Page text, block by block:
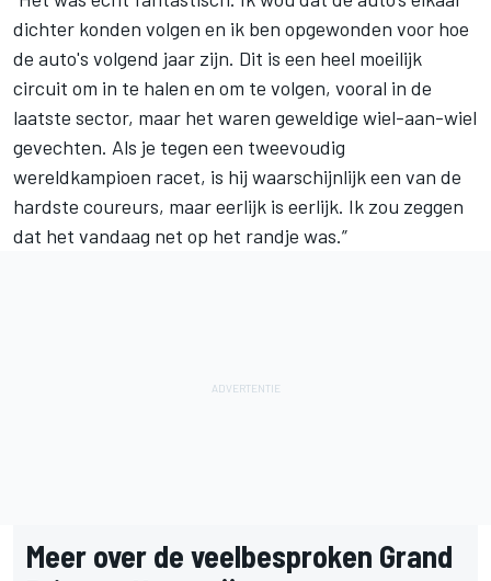
dichter konden volgen en ik ben opgewonden voor hoe
de auto's volgend jaar zijn. Dit is een heel moeilijk
circuit om in te halen en om te volgen, vooral in de
laatste sector, maar het waren geweldige wiel-aan-wiel
gevechten. Als je tegen een tweevoudig
wereldkampioen racet, is hij waarschijnlijk een van de
hardste coureurs, maar eerlijk is eerlijk. Ik zou zeggen
dat het vandaag net op het randje was.”
Meer over de veelbesproken Grand